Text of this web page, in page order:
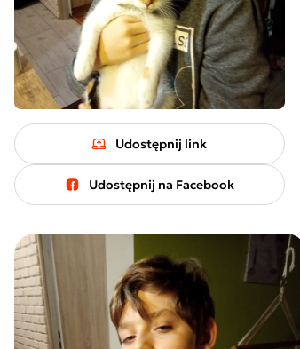
Udostępnij link
Udostępnij na Facebook